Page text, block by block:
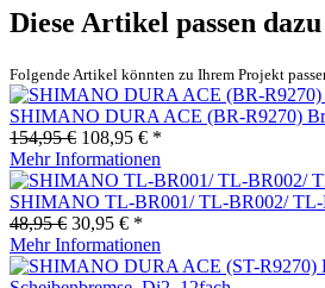
Diese Artikel passen dazu
Folgende Artikel könnten zu Ihrem Projekt
SHIMANO DURA ACE (BR-R9270)
154,95 € 108,95 € *
Mehr Informationen
SHIMANO TL-BR001/ TL-BR002/
48,95 € 30,95 € *
Mehr Informationen